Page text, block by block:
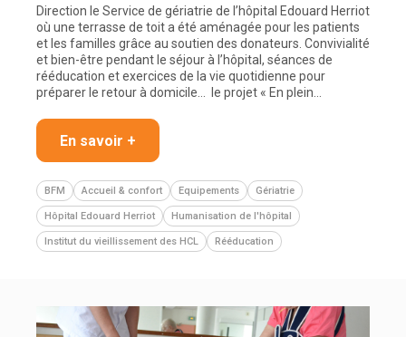
Direction le Service de gériatrie de l’hôpital Edouard Herriot
où une terrasse de toit a été aménagée pour les patients
et les familles grâce au soutien des donateurs. Convivialité
et bien-être pendant le séjour à l’hôpital, séances de
rééducation et exercices de la vie quotidienne pour
préparer le retour à domicile… le projet « En plein…
En savoir +
BFM Accueil & confort Equipements Gériatrie
Hôpital Edouard Herriot Humanisation de l'hôpital
Institut du vieillissement des HCL Rééducation